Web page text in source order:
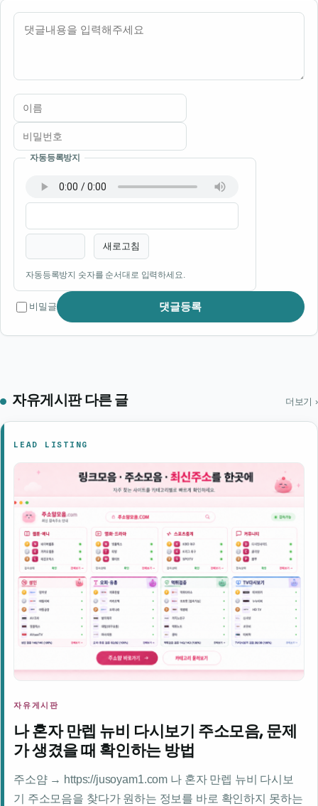
이름필수
비밀번호필수
자동등록방지
새로고침
자동등록방지 숫자를 순서대로 입력하세요.
비밀글 댓글등록
자유게시판 다른 글 더보기 ›
LEAD LISTING
자유게시판
나 혼자 만렙 뉴비 다시보기 주소모음, 문제
가 생겼을 때 확인하는 방법
주소얌 → https://jusoyam1.com 나 혼자 만렙 뉴비 다시보
기 주소모음을 찾다가 원하는 정보를 바로 확인하지 못하는